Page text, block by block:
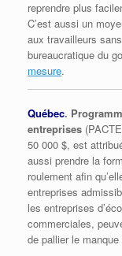
reprendre plus
C’est aussi un
aux travailleurs
bureaucratique du
mesure.
Québec.
entreprises
50 000 $, est
aussi prendre la
roulement afin
entreprises
les entreprises
commerciales,
de pallier le